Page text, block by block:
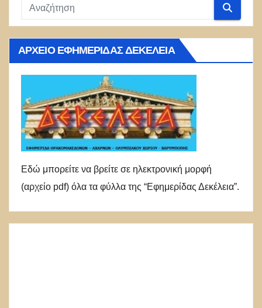
ΑΡΧΕΊΟ ΕΦΗΜΕΡΊΔΑΣ ΔΕΚΈΛΕΙΑ
Εδώ μπορείτε να βρείτε σε ηλεκτρονική μορφή
(αρχείο pdf) όλα τα φύλλα της “Εφημερίδας Δεκέλεια”.